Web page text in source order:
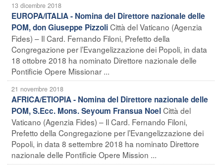
13 dicembre 2018
EUROPA/ITALIA - Nomina del Direttore nazionale delle
POM, don Giuseppe PizzoliCittà del Vaticano (Agenzia
Fides) – Il Card. Fernando Filoni, Prefetto della
Congregazione per l’Evangelizzazione dei Popoli, in data
18 ottobre 2018 ha nominato Direttore nazionale delle
Pontificie Opere Missionar ...
21 novembre 2018
AFRICA/ETIOPIA - Nomina del Direttore nazionale delle
POM, S.Ecc. Mons. Seyoum Fransua NoelCittà del
Vaticano (Agenzia Fides) – Il Card. Fernando Filoni,
Prefetto della Congregazione per l’Evangelizzazione dei
Popoli, in data 8 settembre 2018 ha nominato Direttore
nazionale delle Pontificie Opere Mission ...